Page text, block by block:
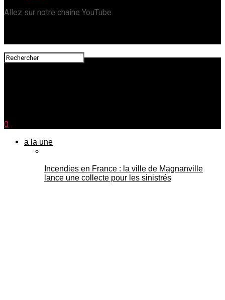
Allez sur notre chaîne YouTube
0
a la une
Incendies en France : la ville de Magnanville
lance une collecte pour les sinistrés